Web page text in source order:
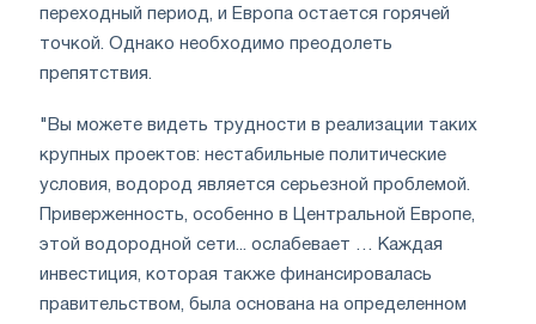
переходный период, и Европа остается горячей
точкой. Однако необходимо преодолеть
препятствия.
"Вы можете видеть трудности в реализации таких
крупных проектов: нестабильные политические
условия, водород является серьезной проблемой.
Приверженность, особенно в Центральной Европе,
этой водородной сети... ослабевает … Каждая
инвестиция, которая также финансировалась
правительством, была основана на определенном